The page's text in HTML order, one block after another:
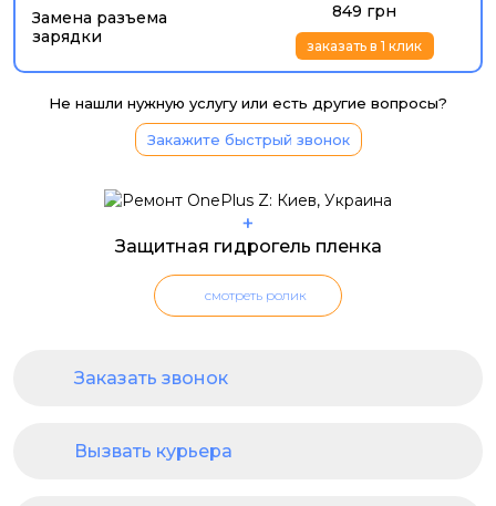
Замена разъема
зарядки
849 грн
заказать в 1 клик
Не нашли нужную услугу или есть другие вопросы?
Закажите быстрый звонок
+
Защитная гидрогель пленка
смотреть ролик
Заказать звонок
Вызвать курьера